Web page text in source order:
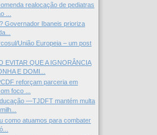
realocação de pediatras
...
Governador Ibaneis prioriza
União Europeia – um post
EVITAR QUE A IGNORÂNCIA
E DOMI...
reforçam parceria em
foco ...
—TJDFT mantém multa
como atuamos para combater